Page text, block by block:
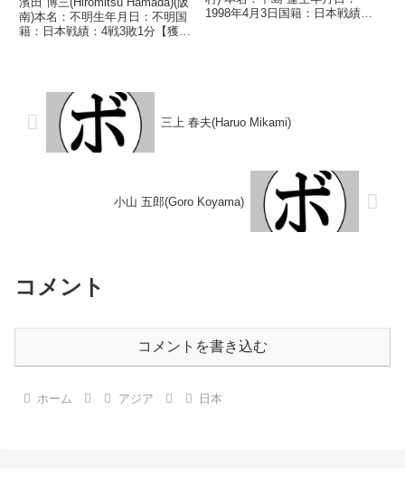
南)本名：不明生年月日：不明国
籍：日本戦績：4戦3敗1分【獲得
点不明) 鈴木...
1998年4月3日国籍：日本戦績：1
三上 春夫(Haruo Mikami)
小山 五郎(Goro Koyama)
コメント
コメントを書き込む
ホーム アジア 日本